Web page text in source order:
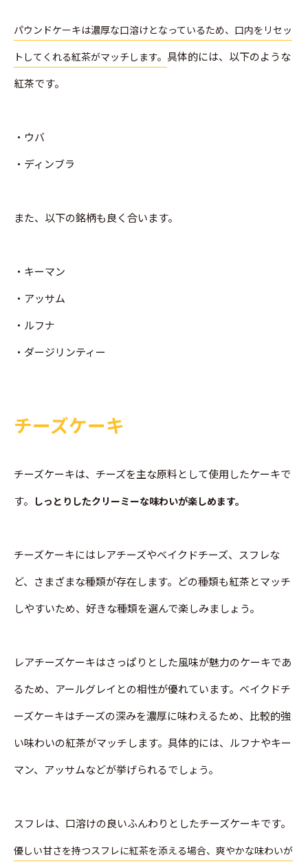
パウンドケーキは濃厚な口溶けとなっているため、口内をリセッ
トしてくれる紅茶がマッチします。 具体的には、以下のような
紅茶です。
・ウバ
・ディンブラ
また、以下の銘柄も良く合います。
・キーマン
・アッサム
・ルフナ
・ダージリンティー
チーズケーキ
チーズケーキは、チーズを主な原料として使用したケーキで
す。 しっとりしたクリーミーな味わいが楽しめます。
チーズケーキにはレアチーズやベイクドチーズ、スフレな
ど、さまざまな種類が存在します。どの種類も紅茶とマッチ
しやすいため、好きな種類を選んで楽しみましょう。
レアチーズケーキはさっぱりとした風味が魅力のケーキであ
るため、アールグレイとの相性が優れています。ベイクドチ
ーズケーキはチーズの深みを濃厚に味わえるため、比較的強
い味わいの紅茶がマッチします。具体的には、ルフナやキー
マン、アッサムなどが挙げられるでしょう。
スフレは、口溶けの良いふんわりとしたチーズケーキです。
優しい甘さを持つスフレに紅茶を添える場合、爽やかな味わいが